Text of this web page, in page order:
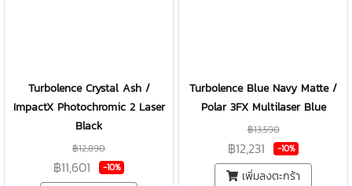
Turbolence Crystal Ash /
ImpactX Photochromic 2 Laser
Black
฿12,890
฿11,601 -10%
Turbolence Blue Navy Matte /
Polar 3FX Multilaser Blue
฿13,590
฿12,231 -10%
เพิ่มลงตะกร้า